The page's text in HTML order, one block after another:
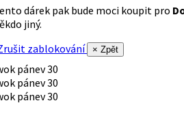
dárek pak bude moci koupit pro
jiný.
zablokování
× Zpět